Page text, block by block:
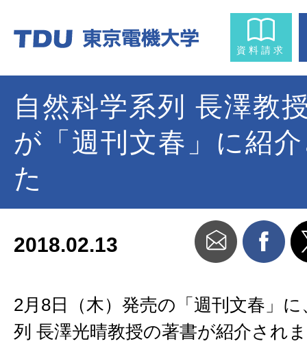
資料請求
自然科学系列 長澤教
が「週刊文春」に紹
た
2018.02.13
2月8日（木）発売の「週刊文春」
列 長澤光晴教授の著書が紹介され